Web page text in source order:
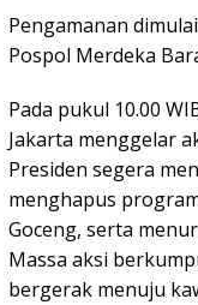
Pengamanan
Pospol Merdeka
Pada pukul 10.00
Jakarta menggelar
Presiden segera
menghapus
Goceng, serta
Massa aksi
bergerak menuju